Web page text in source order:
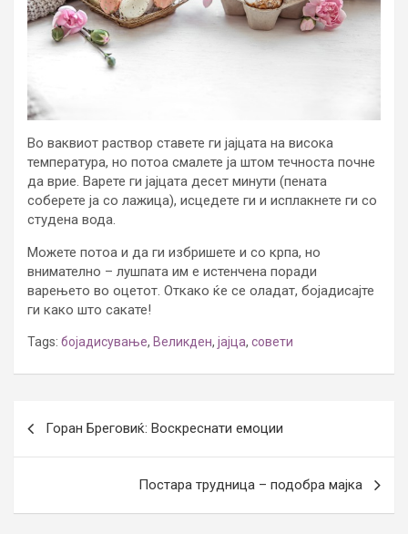
Во ваквиот раствор ставете ги јајцата на висока
температура, но потоа смалете ја штом течноста почне
да врие. Варете ги јајцата десет минути (пената
соберете ја со лажица), исцедете ги и исплакнете ги со
студена вода.
Можете потоа и да ги избришете и со крпа, но
внимателно – лушпата им е истенчена поради
варењето во оцетот. Откако ќе се оладат, бојадисајте
ги како што сакате!
Tags: бојадисување, Великден, јајца, совети
navigation
Горан Бреговиќ: Воскреснати емоции
Постара трудница – подобра мајка